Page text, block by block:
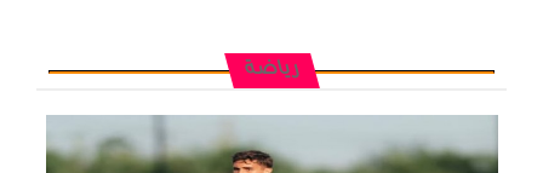
رياضة